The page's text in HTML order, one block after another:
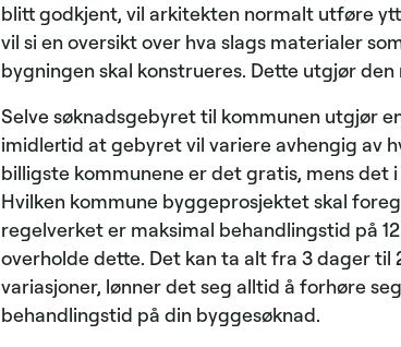
blitt godkjent, vil arkitekten normalt utføre
vil si en oversikt over hva slags materialer
bygningen skal konstrueres. Dette utgjør
Selve søknadsgebyret til kommunen utgjør
imidlertid at gebyret vil variere avhengig av
billigste kommunene er det gratis, mens det
Hvilken kommune byggeprosjektet skal
regelverket er maksimal behandlingstid på
overholde dette. Det kan ta alt fra 3 dager til
variasjoner, lønner det seg alltid å forhøre
behandlingstid på din byggesøknad.